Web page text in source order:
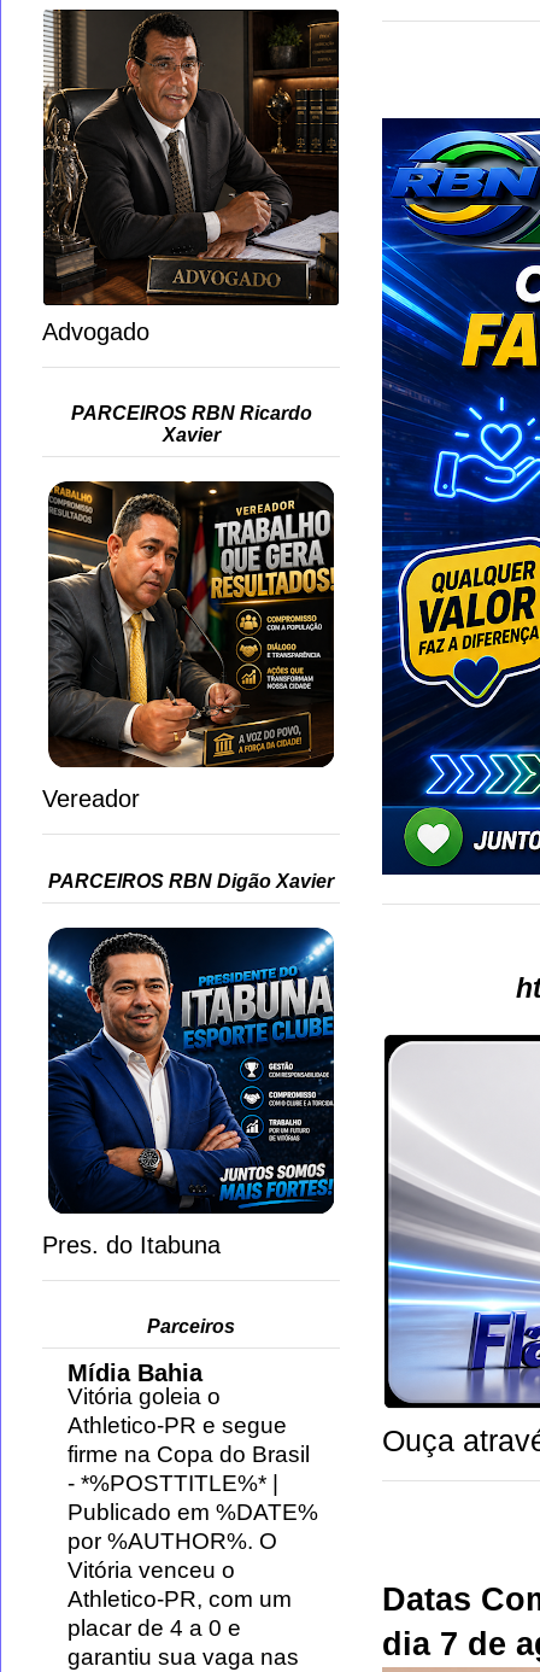
Ouça
Datas
dia 7 de
Advogado
PARCEIROS RBN Ricardo
Xavier
Vereador
PARCEIROS RBN Digão Xavier
Pres. do Itabuna
Parceiros
Mídia Bahia
Vitória goleia o
Athletico-PR e segue
firme na Copa do Brasil
- *%POSTTITLE%* |
Publicado em %DATE%
por %AUTHOR%. O
Vitória venceu o
Athletico-PR, com um
placar de 4 a 0 e
garantiu sua vaga nas